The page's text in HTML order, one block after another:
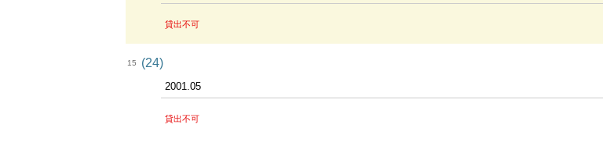
貸出不可
15 (24)
2001.05
貸出不可